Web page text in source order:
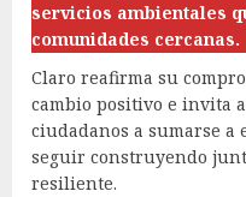
servicios ambientales
comunidades cercanas.
Claro reafirma su
cambio positivo e invita
ciudadanos a sumarse
seguir construyendo
resiliente.